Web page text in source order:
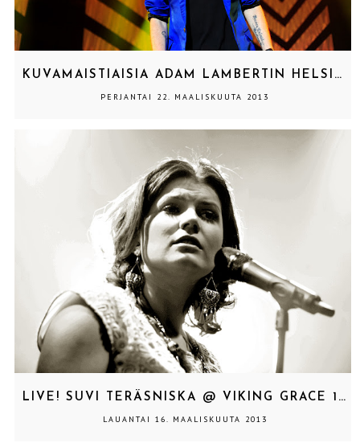
KUVAMAISTIAISIA ADAM LAMBERTIN HELSINGIN KEIKALTA!
PERJANTAI 22. MAALISKUUTA 2013
LIVE! SUVI TERÄSNISKA @ VIKING GRACE 11.-12.3.2013
LAUANTAI 16. MAALISKUUTA 2013